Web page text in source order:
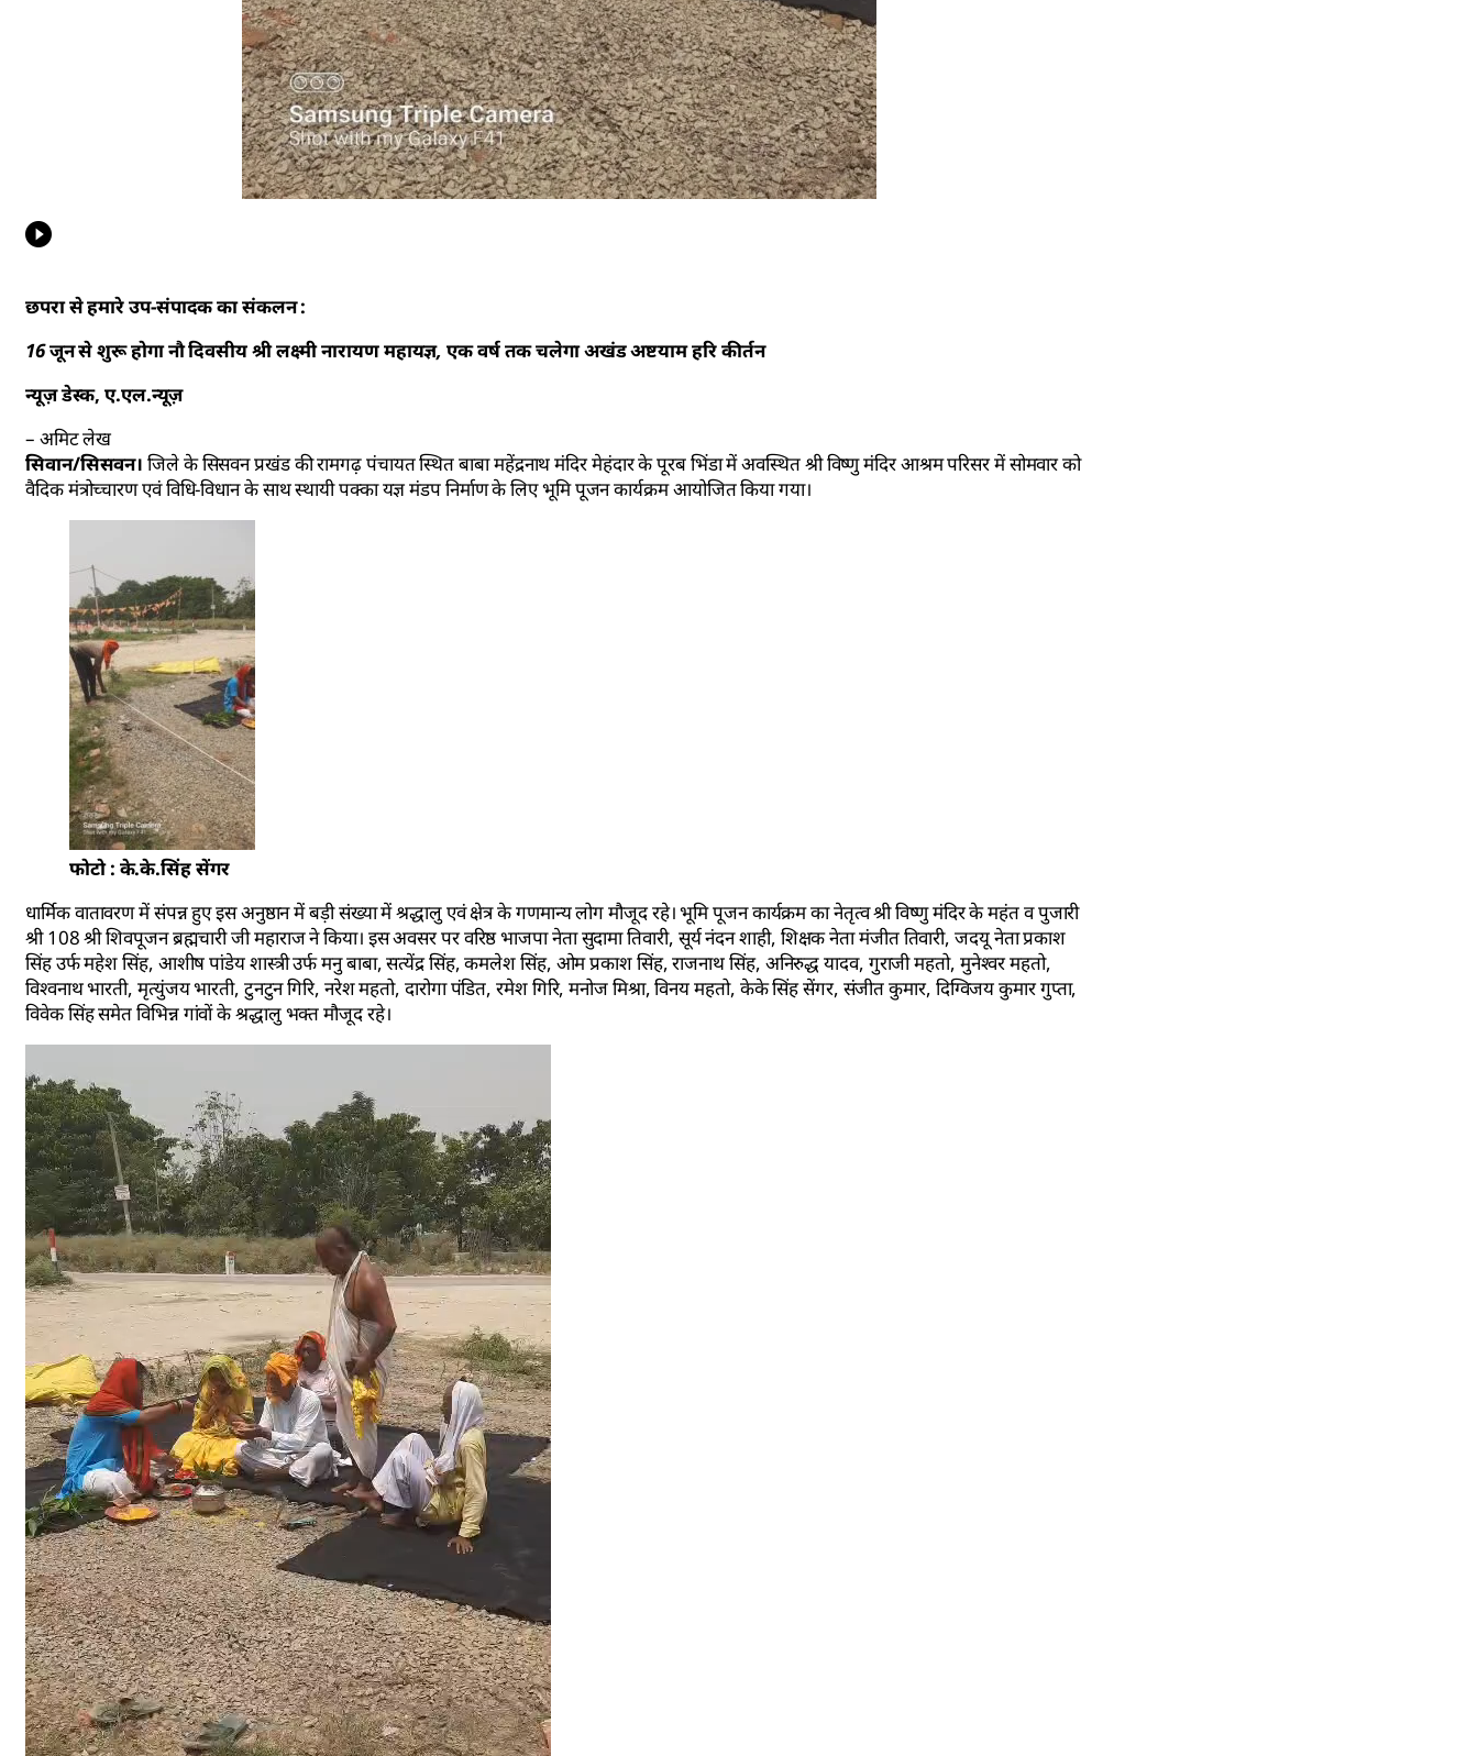
छपरा से हमारे उप-संपादक का संकलन :
16 जून से शुरू होगा नौ दिवसीय श्री लक्ष्मी नारायण महायज्ञ, एक वर्ष तक चलेगा अखंड अष्टयाम हरि कीर्तन
न्यूज़ डेस्क, ए.एल.न्यूज़
– अमिट लेख
सिवान/सिसवन। जिले के सिसवन प्रखंड की रामगढ़ पंचायत स्थित बाबा महेंद्रनाथ मंदिर मेहंदार के पूरब भिंडा में अवस्थित श्री विष्णु मंदिर आश्रम परिसर में सोमवार को
वैदिक मंत्रोच्चारण एवं विधि-विधान के साथ स्थायी पक्का यज्ञ मंडप निर्माण के लिए भूमि पूजन कार्यक्रम आयोजित किया गया।
फोटो : के.के.सिंह सेंगर
धार्मिक वातावरण में संपन्न हुए इस अनुष्ठान में बड़ी संख्या में श्रद्धालु एवं क्षेत्र के गणमान्य लोग मौजूद रहे। भूमि पूजन कार्यक्रम का नेतृत्व श्री विष्णु मंदिर के महंत व पुजारी
श्री 108 श्री शिवपूजन ब्रह्मचारी जी महाराज ने किया। इस अवसर पर वरिष्ठ भाजपा नेता सुदामा तिवारी, सूर्य नंदन शाही, शिक्षक नेता मंजीत तिवारी, जदयू नेता प्रकाश
सिंह उर्फ महेश सिंह, आशीष पांडेय शास्त्री उर्फ मनु बाबा, सत्येंद्र सिंह, कमलेश सिंह, ओम प्रकाश सिंह, राजनाथ सिंह, अनिरुद्ध यादव, गुराजी महतो, मुनेश्वर महतो,
विश्वनाथ भारती, मृत्युंजय भारती, टुनटुन गिरि, नरेश महतो, दारोगा पंडित, रमेश गिरि, मनोज मिश्रा, विनय महतो, केके सिंह सेंगर, संजीत कुमार, दिग्विजय कुमार गुप्ता,
विवेक सिंह समेत विभिन्न गांवों के श्रद्धालु भक्त मौजूद रहे।